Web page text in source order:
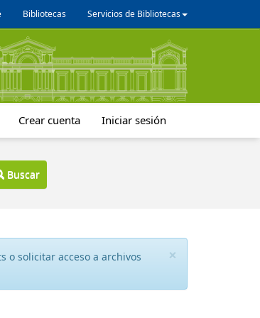
Bibliotecas Servicios de Bibliotecas
Crear cuenta Iniciar sesión
Buscar
×
o solicitar acceso a archivos